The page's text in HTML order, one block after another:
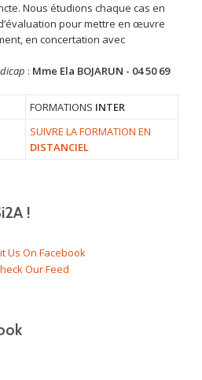
Nous étudions chaque cas en
pour mettre en œuvre
en concertation avec
: Mme Ela BOJARUN - 04 50 69
FORMATIONS INTER
SUIVRE LA FORMATION EN
DISTANCIEL
!